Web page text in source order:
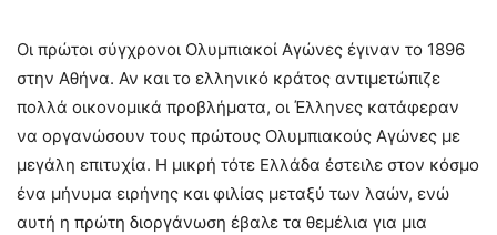
Οι πρώτοι σύγχρονοι Ολυμπιακοί Αγώνες έγιναν το 1896
στην Αθήνα. Αν και το ελληνικό κράτος αντιμετώπιζε
πολλά οικονομικά προβλήματα, οι Έλληνες κατάφεραν
να οργανώσουν τους πρώτους Ολυμπιακούς Αγώνες με
μεγάλη επιτυχία. Η μικρή τότε Ελλάδα έστειλε στον κόσμο
ένα μήνυμα ειρήνης και φιλίας μεταξύ των λαών, ενώ
αυτή η πρώτη διοργάνωση έβαλε τα θεμέλια για μια